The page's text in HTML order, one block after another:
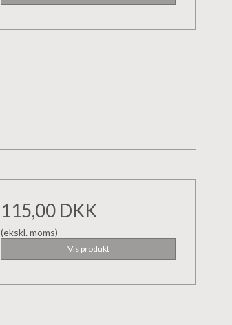
115,00 DKK
(ekskl. moms)
Vis produkt